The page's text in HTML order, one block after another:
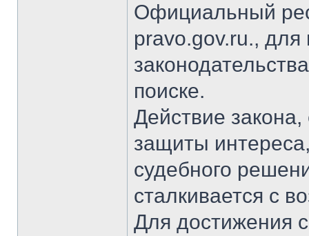
Официальный
pravo.gov.ru.,
поиске.
Действие
защиты
судебного
сталкивается с
Для достижения